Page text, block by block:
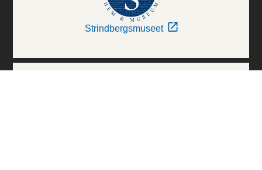
Strindbergsmuseet